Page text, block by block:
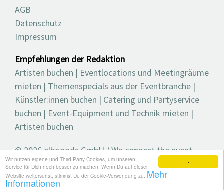
×
Wir nutzen eigene und Third-Party-Cookies, um unseren
Service für Dich noch besser zu machen. Wenn Du auf dieser
Website weitersurfst, stimmst Du der Cookie-Verwendung zu. Mehr
Informationen
AGB
Datenschutz
Impressum
Empfehlungen der Redaktion
Artisten buchen | Eventlocations und Meetingräume
mieten | Themenspecials aus der Eventbranche |
Künstler:innen buchen | Catering und Partyservice
buchen | Event-Equipment und Technik mieten |
Artisten buchen
© 2026 elbgoods GmbH / We connect the event
industry / Medienvielfalt für die Eventplanung /
Eventbranchenbuch, Blog, Magazin und mehr